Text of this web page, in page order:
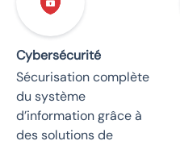
Cybersécurité
Sécurisation complète
du système
d’information grâce à
des solutions de